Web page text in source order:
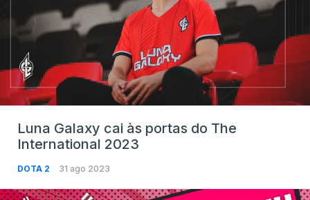
Luna Galaxy cai às portas do The
International 2023
DOTA 2 31 ago 2023